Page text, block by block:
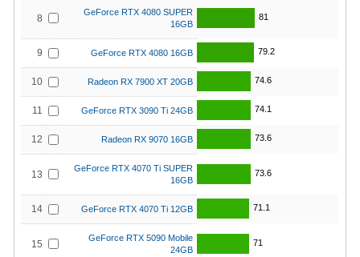
8
GeForce RTX 4080 SUPER
16GB
81
9 GeForce RTX 4080 16GB 79.2
10 Radeon RX 7900 XT 20GB 74.6
11 GeForce RTX 3090 Ti 24GB 74.1
12 Radeon RX 9070 16GB 73.6
13
GeForce RTX 4070 Ti SUPER
16GB
73.6
14 GeForce RTX 4070 Ti 12GB 71.1
15
GeForce RTX 5090 Mobile
24GB
71